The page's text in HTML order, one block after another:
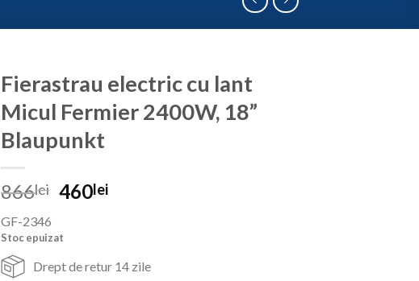
Fierastrau electric cu lant
Micul Fermier 2400W, 18”
Blaupunkt
866lei Prețul
a
fost:
866lei.
460leiPrețul
GF-2346
Stoc epuizat
Drept de retur 14 zile